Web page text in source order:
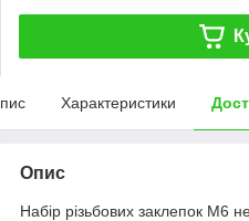
Характеристики
Опис
Набір різьбових заклепок M6